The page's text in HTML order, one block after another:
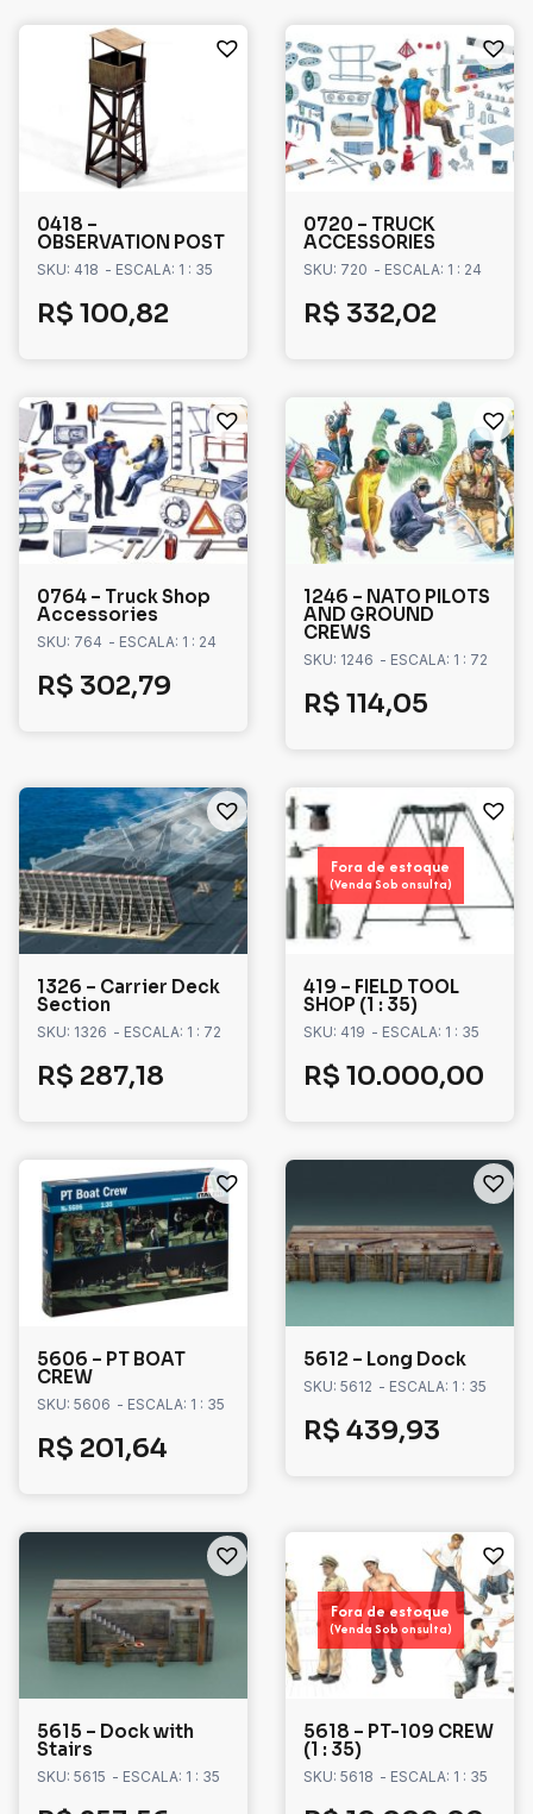
0418 –
OBSERVATION POST
SKU: 418 - ESCALA: 1 : 35
R$ 100,82
0720 – TRUCK
ACCESSORIES
SKU: 720 - ESCALA: 1 : 24
R$ 332,02
0764 – Truck Shop
Accessories
SKU: 764 - ESCALA: 1 : 24
R$ 302,79
1246 – NATO PILOTS
AND GROUND
CREWS
SKU: 1246 - ESCALA: 1 : 72
R$ 114,05
1326 – Carrier Deck
Section
SKU: 1326 - ESCALA: 1 : 72
R$ 287,18
Fora de estoque
(Venda Sob onsulta)
419 – FIELD TOOL
SHOP (1 : 35)
SKU: 419 - ESCALA: 1 : 35
R$ 10.000,00
5606 – PT BOAT
CREW
SKU: 5606 - ESCALA: 1 : 35
R$ 201,64
5612 – Long Dock
SKU: 5612 - ESCALA: 1 : 35
R$ 439,93
5615 – Dock with
Stairs
SKU: 5615 - ESCALA: 1 : 35
Fora de estoque
(Venda Sob onsulta)
5618 – PT-109 CREW
(1 : 35)
SKU: 5618 - ESCALA: 1 : 35